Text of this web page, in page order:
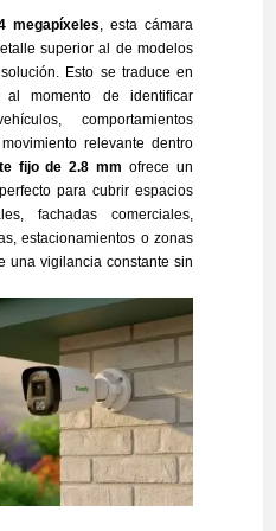
megapíxeles, esta cámara
superior al de modelos
Esto se traduce en
al momento de identificar
comportamientos
relevante dentro
fijo de 2.8 mm ofrece un
para cubrir espacios
fachadas comerciales,
estacionamientos o zonas
una vigilancia constante sin